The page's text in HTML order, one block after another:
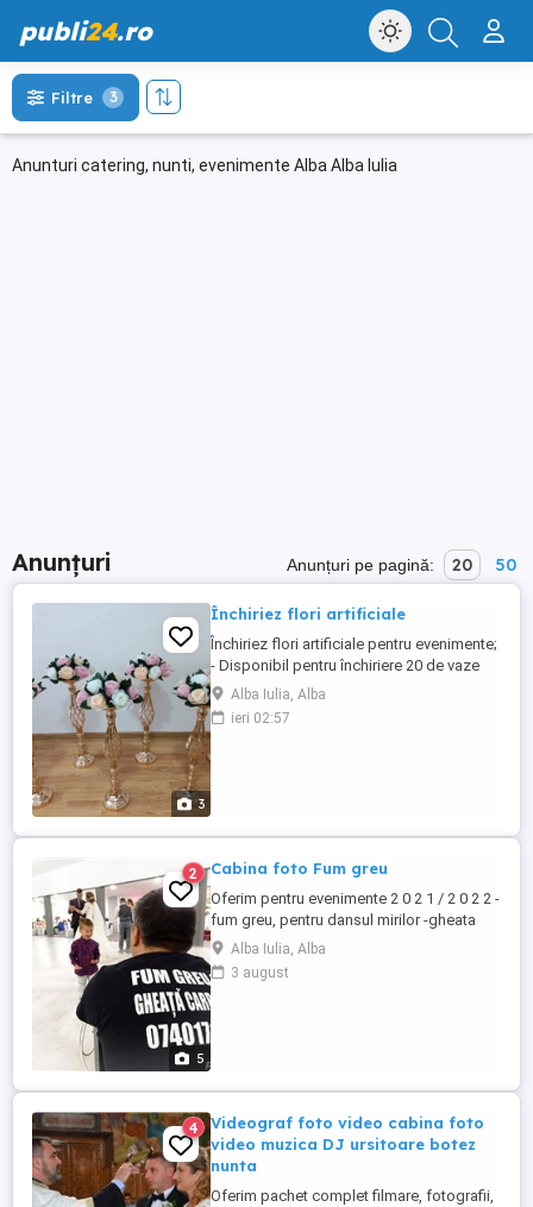
publi24.ro
Anunturi catering, nunti, evenimente Alba Alba Iulia
Filtre 3
Anunțuri Anunțuri pe pagină: 20 50
3
Închiriez flori artificiale
Închiriez flori artificiale pentru evenimente;
- Disponibil pentru închiriere 20 de vaze
aurii cu flori artificiale; -Dimensiune
suport+flori 69 cm; -Disponibil în Alba Iulia
și în împrejurimi; -Ofer livrare+montaj, la
Alba Iulia, Alba
ieri 02:57
5
2 Cabina foto Fum greu
Oferim pentru evenimente 2 0 2 1 / 2 0 2 2 -
fum greu, pentru dansul mirilor -gheata
carbonica -masina de fum greu
profesionala -gheata carbonica pentru
paharele de sampanie oferite invitatilor la
Alba Iulia, Alba
3 august
4
Videograf foto video cabina foto
video muzica DJ ursitoare botez
nunta
Oferim pachet complet filmare, fotografii,